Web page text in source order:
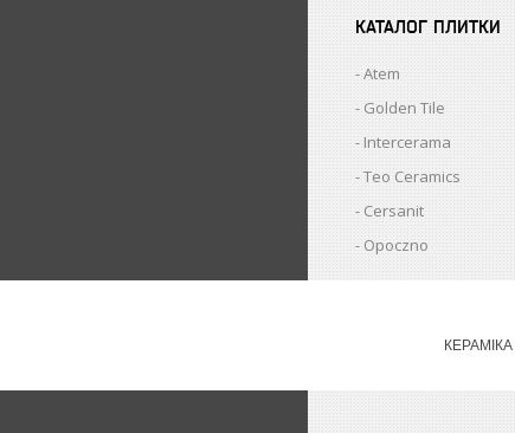
КАТАЛОГ ПЛИТКИ
Atem
Golden Tile
Intercerama
Teo Ceramics
Cersanit
Opoczno